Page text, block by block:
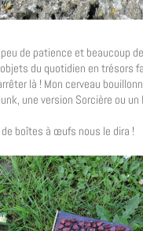
de patience et beaucoup
du quotidien en trésors
là ! Mon cerveau
une version Sorcière ou
boîtes à œufs nous le dira !